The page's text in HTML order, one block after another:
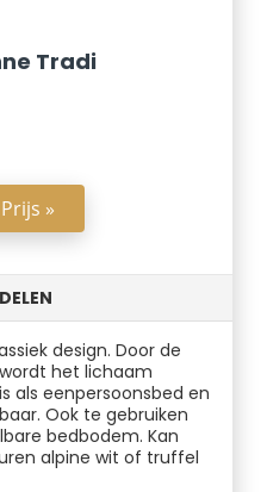
Tradi
»
design. Door de
het lichaam
als eenpersoonsbed en
Ook te gebruiken
bedbodem. Kan
alpine wit of truffel